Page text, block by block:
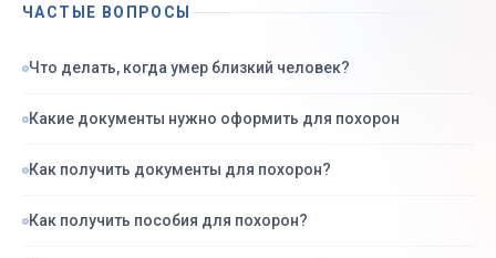
ЧАСТЫЕ ВОПРОСЫ
Что делать, когда умер близкий человек?
Какие документы нужно оформить для похорон
Как получить документы для похорон?
Как получить пособия для похорон?